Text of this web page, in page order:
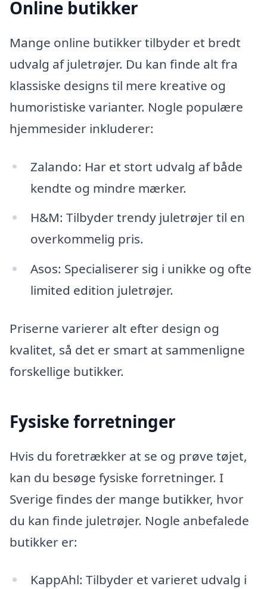
Online butikker
Mange online butikker tilbyder et bredt
udvalg af juletrøjer. Du kan finde alt fra
klassiske designs til mere kreative og
humoristiske varianter. Nogle populære
hjemmesider inkluderer:
Zalando: Har et stort udvalg af både
kendte og mindre mærker.
H&M: Tilbyder trendy juletrøjer til en
overkommelig pris.
Asos: Specialiserer sig i unikke og ofte
limited edition juletrøjer.
Priserne varierer alt efter design og
kvalitet, så det er smart at sammenligne
forskellige butikker.
Fysiske forretninger
Hvis du foretrækker at se og prøve tøjet,
kan du besøge fysiske forretninger. I
Sverige findes der mange butikker, hvor
du kan finde juletrøjer. Nogle anbefalede
butikker er:
KappAhl: Tilbyder et varieret udvalg i